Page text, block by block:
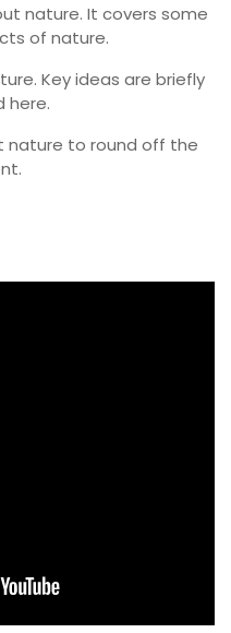
nature. It covers some
of nature.
Key ideas are briefly
here.
nature to round off the